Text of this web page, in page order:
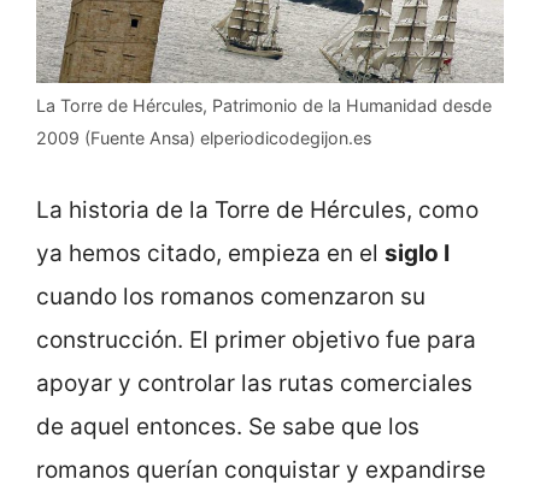
La Torre de Hércules, Patrimonio de la Humanidad desde
2009 (Fuente Ansa) elperiodicodegijon.es
La historia de la Torre de Hércules, como
ya hemos citado, empieza en el siglo I
cuando los romanos comenzaron su
construcción. El primer objetivo fue para
apoyar y controlar las rutas comerciales
de aquel entonces. Se sabe que los
romanos querían conquistar y expandirse